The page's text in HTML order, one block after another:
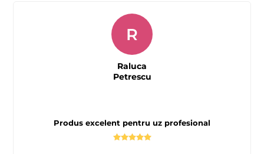
Produs excelent pentru uz profesional
R
Raluca
Petrescu